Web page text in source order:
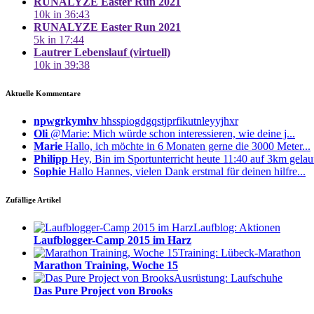
10k in 36:43
RUNALYZE Easter Run 2021
5k in 17:44
Lautrer Lebenslauf (virtuell)
10k in 39:38
Aktuelle Kommentare
npwgrkymhv hhsspiogdgqstjprfikutnleyyjhxr
Oli @Marie: Mich würde schon interessieren, wie deine j...
Marie Hallo, ich möchte in 6 Monaten gerne die 3000 Meter...
Philipp Hey, Bin im Sportunterricht heute 11:40 auf 3km
Sophie Hallo Hannes, vielen Dank erstmal für deinen hilfre...
Zufällige Artikel
Laufblog: Aktionen
Laufblogger-Camp 2015 im Harz
Training: Lübeck-Marathon
Marathon Training, Woche 15
Ausrüstung: Laufschuhe
Das Pure Project von Brooks